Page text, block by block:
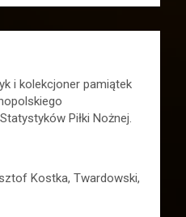
i kolekcjoner pamiątek
Piłki Nożnej.
Kostka, Twardowski,